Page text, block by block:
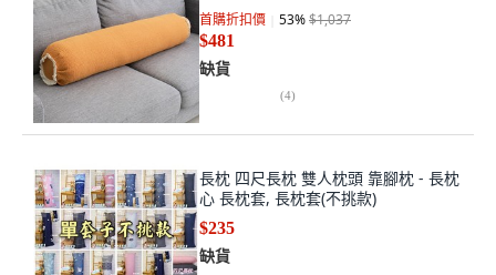
首購折扣價 53%$1,037
$481
缺貨
(4)
長枕 四尺長枕 雙人枕頭 靠腳枕 - 長枕
心 長枕套, 長枕套(不挑款)
$235
缺貨